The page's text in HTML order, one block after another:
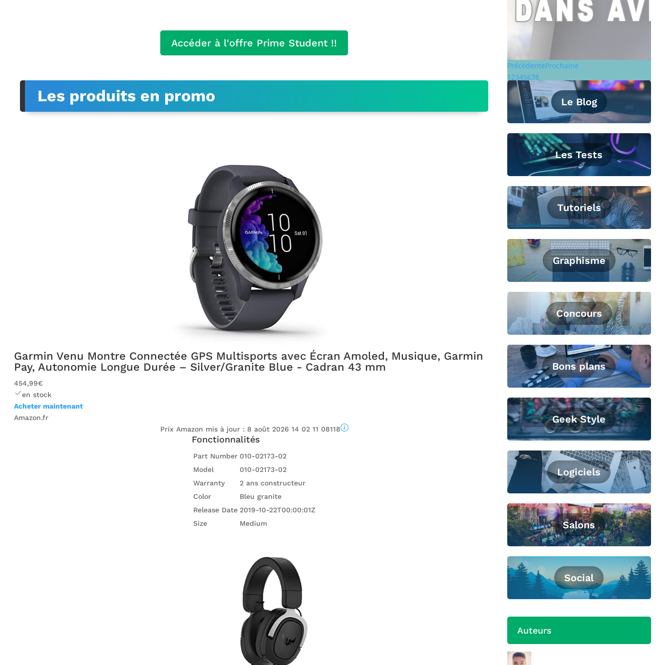
Accéder à l'offre Prime Student !!
Les produits en promo
Garmin Venu Montre Connectée GPS Multisports avec Écran Amoled, Musique, Garmin
Pay, Autonomie Longue Durée – Silver/Granite Blue - Cadran 43 mm
454,99€
en stock
Acheter maintenant
Amazon.fr
Prix ​​Amazon mis à jour : 8 août 2026 14 02 11 08118
Fonctionnalités
Part Number 010-02173-02
Model
010-02173-02
Warranty
2 ans constructeur
Color
Bleu granite
Release Date 2019-10-22T00:00:01Z
Size
Medium
PrécédenteProchaine
1 2345678
Le Blog
Les Tests
Tutoriels
Graphisme
Concours
Bons plans
Geek Style
Logiciels
Salons
Social
Auteurs